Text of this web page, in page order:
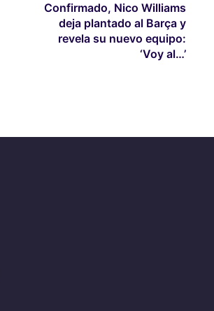
Confirmado, Nico Williams
deja plantado al Barça y
revela su nuevo equipo:
‘Voy al…’